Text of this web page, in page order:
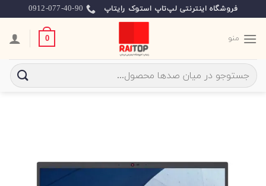
to
content
فروشگاه اینترنتی لپ‌تاپ استوک رایتاپ 0912-077-40-90
منو 0
جستجو
برای: